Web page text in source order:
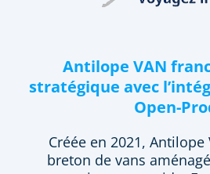
Antilope VAN
stratégique avec
Open-
Créée en 2021,
breton de vans